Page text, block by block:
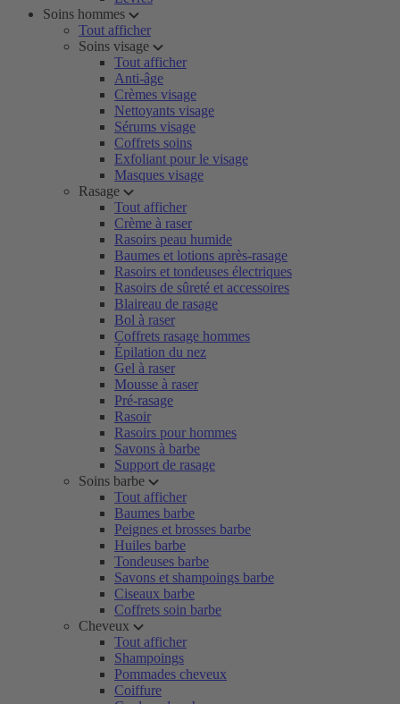
Soins hommes
Tout afficher
Soins visage
Tout afficher
Anti-âge
Crèmes visage
Nettoyants visage
Sérums visage
Coffrets soins
Exfoliant pour le visage
Masques visage
Rasage
Tout afficher
Crème à raser
Rasoirs peau humide
Baumes et lotions après-rasage
Rasoirs et tondeuses électriques
Rasoirs de sûreté et accessoires
Blaireau de rasage
Bol à raser
Coffrets rasage hommes
Épilation du nez
Gel à raser
Mousse à raser
Pré-rasage
Rasoir
Rasoirs pour hommes
Savons à barbe
Support de rasage
Soins barbe
Tout afficher
Baumes barbe
Peignes et brosses barbe
Huiles barbe
Tondeuses barbe
Savons et shampoings barbe
Ciseaux barbe
Coffrets soin barbe
Cheveux
Tout afficher
Shampoings
Pommades cheveux
Coiffure